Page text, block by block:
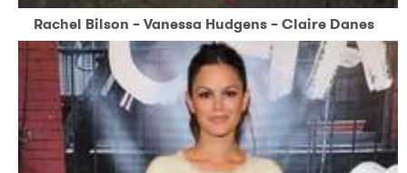
Rachel Bilson – Vanessa Hudgens – Claire Danes